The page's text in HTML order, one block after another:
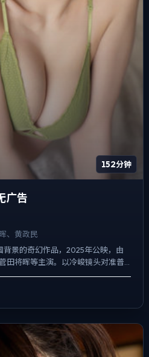
152分钟
广告
、黄政民
背景的奇幻作品，2025年公映，由
田将晖等主演。以冷峻镜头对准普
区反复试探，观众情绪被慢慢...